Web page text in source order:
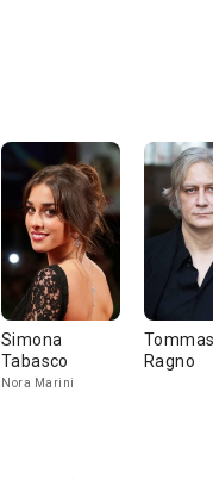
Simona
Tabasco
Nora Marini
Ragno